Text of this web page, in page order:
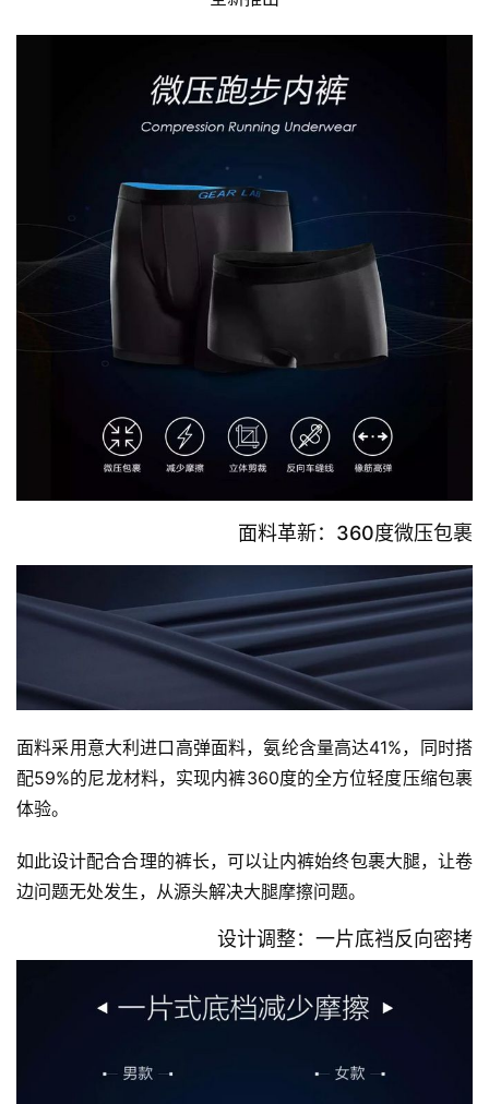
面料革新：360度微压包裹
面料采用意大利进口高弹面料，氨纶含量高达41%，同时搭
配59%的尼龙材料，实现内裤360度的全方位轻度压缩包裹
体验。
如此设计配合合理的裤长，可以让内裤始终包裹大腿，让卷
边问题无处发生，从源头解决大腿摩擦问题。
设计调整：一片底裆反向密拷